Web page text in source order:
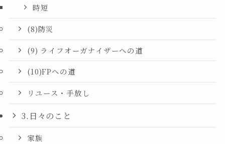
時短
(8)防災
(9) ライフオーガナイザーへの道
(10)FPへの道
リユース・手放し
3.日々のこと
家族